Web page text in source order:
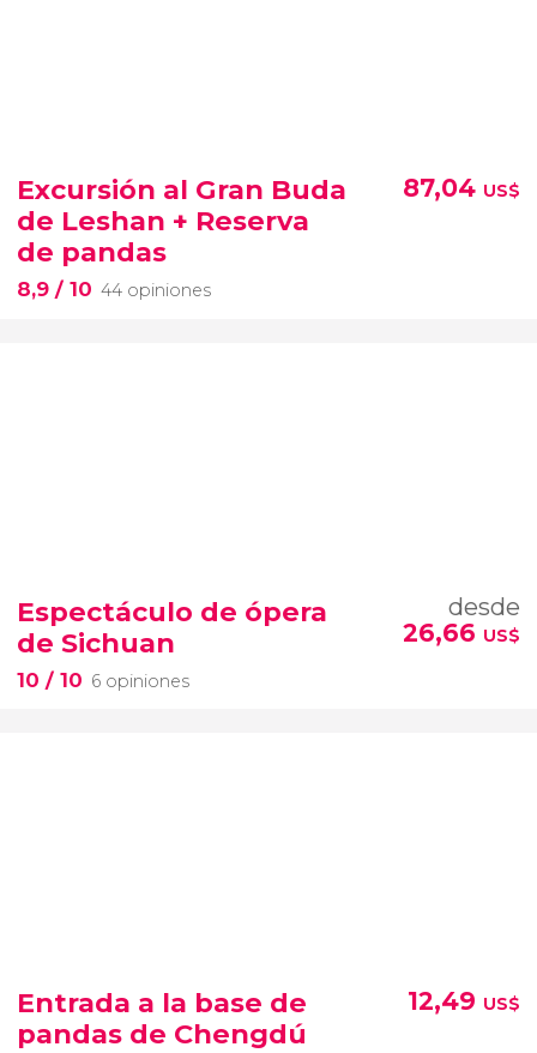
Excursión al Gran Buda
de Leshan + Reserva
de pandas
8,9 / 10 44 opiniones
87,04 US$
Espectáculo de ópera
de Sichuan
10 / 10 6 opiniones
desde
26,66 US$
Entrada a la base de
pandas de Chengdú
12,49 US$